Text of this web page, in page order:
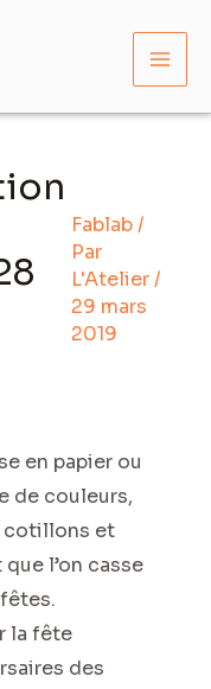
Fablab/
Par
L'Atelier/
29 mars
2019
en papier ou
de couleurs,
cotillons et
l’on casse
la fête
des